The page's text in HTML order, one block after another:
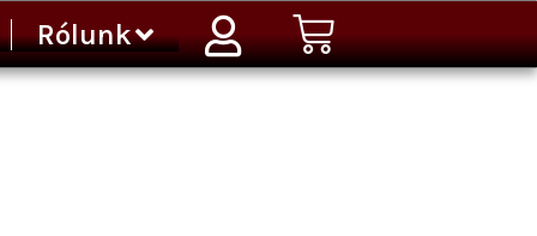
Rólunk Kosár